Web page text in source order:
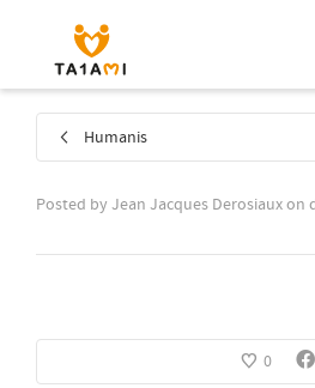
Humanis
Posted by Jean Jacques Derosiauxon
0